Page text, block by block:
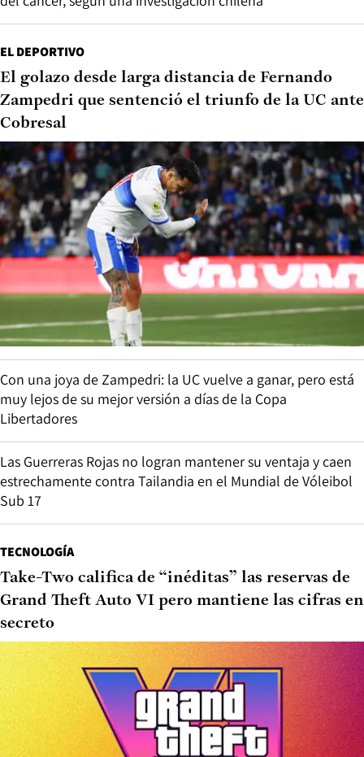
EL DEPORTIVO
El golazo desde larga distancia de Fernando
Zampedri que sentenció el triunfo de la UC ante
Cobresal
Con una joya de Zampedri: la UC vuelve a ganar, pero está
muy lejos de su mejor versión a días de la Copa
Libertadores
Las Guerreras Rojas no logran mantener su ventaja y caen
estrechamente contra Tailandia en el Mundial de Vóleibol
Sub 17
TECNOLOGÍA
Take-Two califica de “inéditas” las reservas de
Grand Theft Auto VI pero mantiene las cifras en
secreto